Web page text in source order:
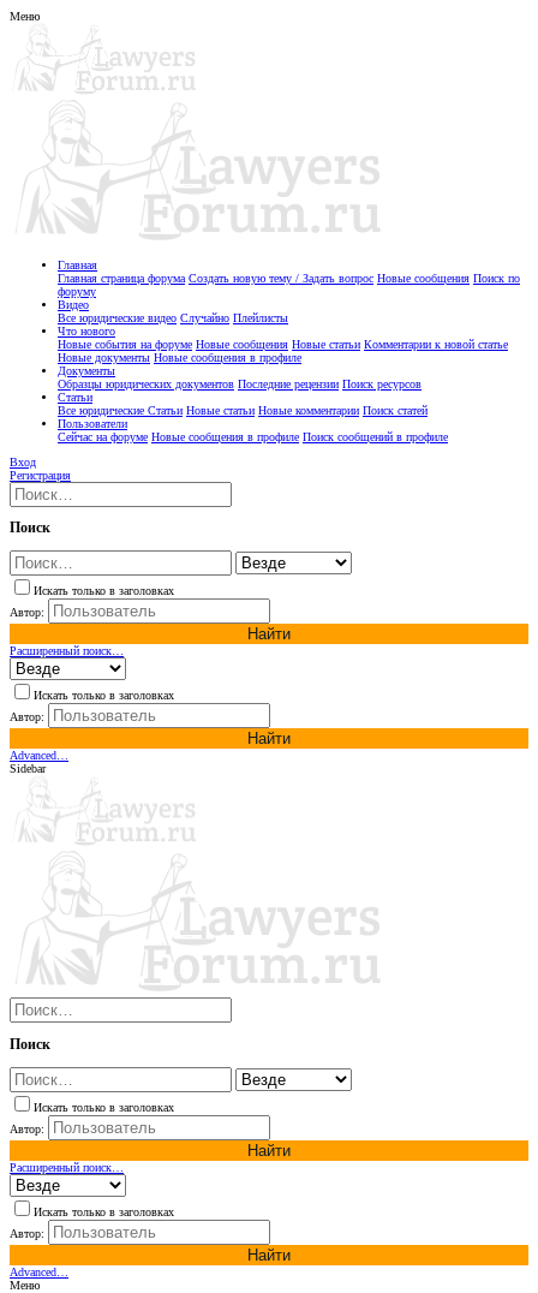
Меню
Главная
Главная страница форума Создать новую тему / Задать вопрос Новые сообщения Поиск по
форуму
Видео
Все юридические видео Случайно Плейлисты
Что нового
Новые события на форуме Новые сообщения Новые статьи Комментарии к новой статье
Новые документы Новые сообщения в профиле
Документы
Образцы юридических документов Последние рецензии Поиск ресурсов
Статьи
Все юридические Статьи Новые статьи Новые комментарии Поиск статей
Пользователи
Сейчас на форуме Новые сообщения в профиле Поиск сообщений в профиле
Вход
Регистрация
Поиск
Искать только в заголовках
Автор:
Найти
Расширенный поиск…
Искать только в заголовках
Автор:
Найти
Advanced…
Sidebar
Поиск
Искать только в заголовках
Автор:
Найти
Расширенный поиск…
Искать только в заголовках
Автор:
Найти
Advanced…
Меню